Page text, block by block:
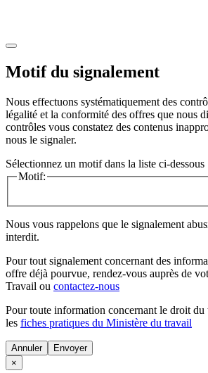
Motif du signalement
Nous effectuons systématiquement des
légalité et la conformité des offres que nous
contrôles vous constatez des contenus
nous le signaler.
Sélectionnez un motif dans la liste ci-dessous
Motif:
Nous vous rappelons que le signalement
interdit.
Pour tout signalement concernant des
offre déjà pourvue, rendez-vous auprès de
Travail ou contactez-nous
Pour toute information concernant le droit du
les fiches pratiques du Ministère du travail
Annuler
×